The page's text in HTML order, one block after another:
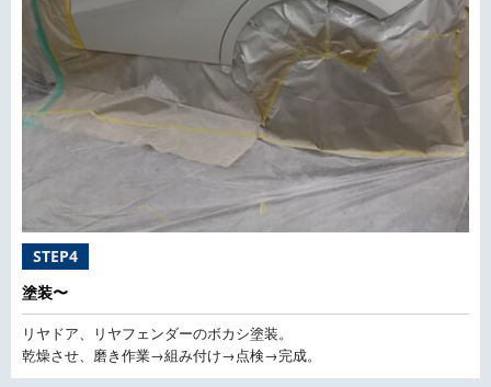
STEP4
塗装〜
リヤドア、リヤフェンダーのボカシ塗装。
乾燥させ、磨き作業→組み付け→点検→完成。